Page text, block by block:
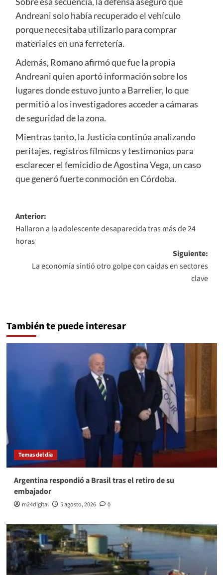
Andreani solo había recuperado el vehículo
porque necesitaba utilizarlo para comprar
materiales en una ferretería.
Además, Romano afirmó que fue la propia
Andreani quien aportó información sobre los
lugares donde estuvo junto a Barrelier, lo que
permitió a los investigadores acceder a cámaras
de seguridad de la zona.
Mientras tanto, la Justicia continúa analizando
peritajes, registros fílmicos y testimonios para
esclarecer el femicidio de Agostina Vega, un caso
que generó fuerte conmoción en Córdoba.
Navegación
de
entradas
Anterior:
Hallaron a la adolescente desaparecida tras más de 24
horas
Siguiente:
La economía sintió otro golpe con caídas en sectores
clave
También te puede interesar
Temas del dia
Argentina respondió a Brasil tras el retiro de su
embajador
m24digital 5 agosto, 2026 0